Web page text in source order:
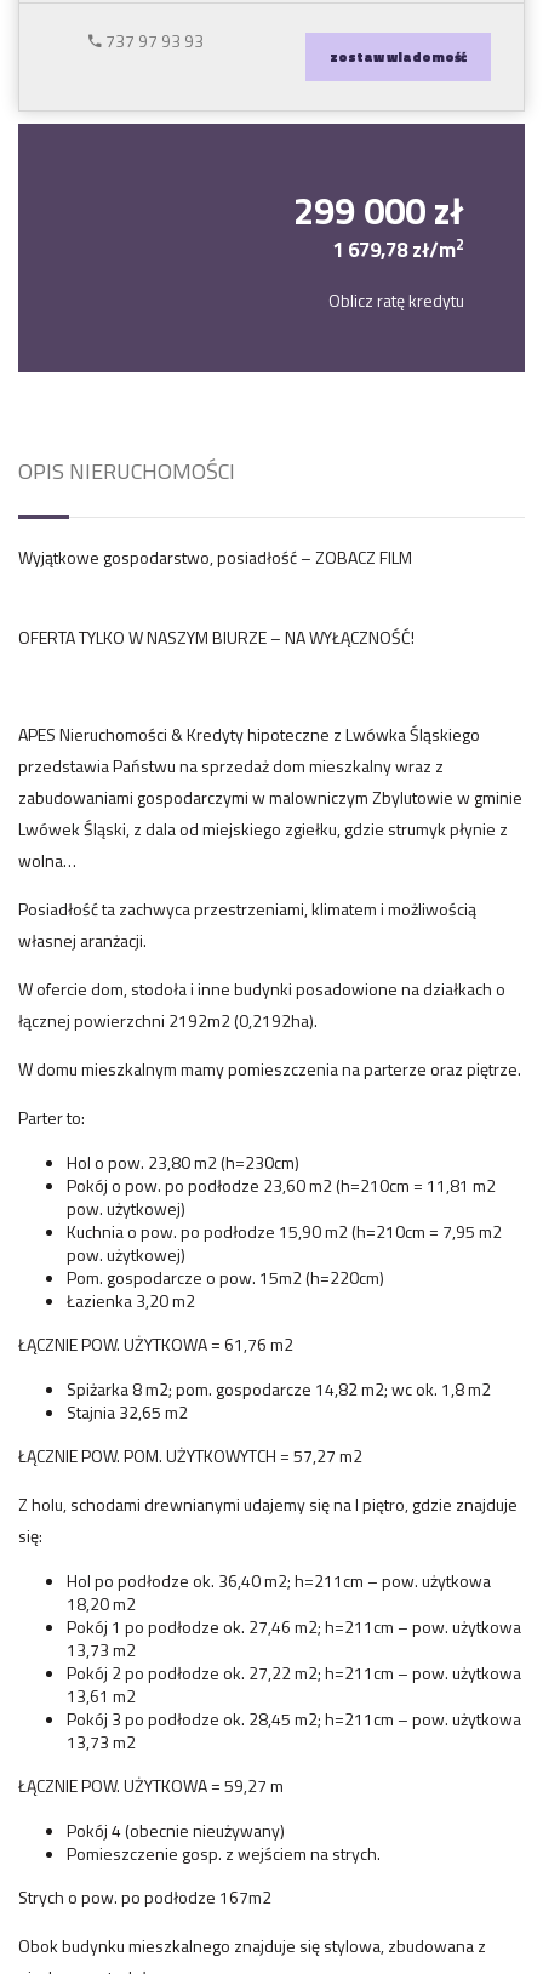
737 97 93 93
zostaw wiadomość
299 000 zł
1 679,78 zł/m2
Oblicz ratę kredytu
OPIS NIERUCHOMOŚCI
Wyjątkowe gospodarstwo, posiadłość – ZOBACZ FILM
OFERTA TYLKO W NASZYM BIURZE – NA WYŁĄCZNOŚĆ!
APES Nieruchomości & Kredyty hipoteczne z Lwówka Śląskiego
przedstawia Państwu na sprzedaż dom mieszkalny wraz z
zabudowaniami gospodarczymi w malowniczym Zbylutowie w gminie
Lwówek Śląski, z dala od miejskiego zgiełku, gdzie strumyk płynie z
wolna…
Posiadłość ta zachwyca przestrzeniami, klimatem i możliwością
własnej aranżacji.
W ofercie dom, stodoła i inne budynki posadowione na działkach o
łącznej powierzchni 2192m2 (0,2192ha).
W domu mieszkalnym mamy pomieszczenia na parterze oraz piętrze.
Parter to:
Hol o pow. 23,80 m2 (h=230cm)
Pokój o pow. po podłodze 23,60 m2 (h=210cm = 11,81 m2
pow. użytkowej)
Kuchnia o pow. po podłodze 15,90 m2 (h=210cm = 7,95 m2
pow. użytkowej)
Pom. gospodarcze o pow. 15m2 (h=220cm)
Łazienka 3,20 m2
ŁĄCZNIE POW. UŻYTKOWA = 61,76 m2
Spiżarka 8 m2; pom. gospodarcze 14,82 m2; wc ok. 1,8 m2
Stajnia 32,65 m2
ŁĄCZNIE POW. POM. UŻYTKOWYTCH = 57,27 m2
Z holu, schodami drewnianymi udajemy się na I piętro, gdzie znajduje
się:
Hol po podłodze ok. 36,40 m2; h=211cm – pow. użytkowa
18,20 m2
Pokój 1 po podłodze ok. 27,46 m2; h=211cm – pow. użytkowa
13,73 m2
Pokój 2 po podłodze ok. 27,22 m2; h=211cm – pow. użytkowa
13,61 m2
Pokój 3 po podłodze ok. 28,45 m2; h=211cm – pow. użytkowa
13,73 m2
ŁĄCZNIE POW. UŻYTKOWA = 59,27 m
Pokój 4 (obecnie nieużywany)
Pomieszczenie gosp. z wejściem na strych.
Strych o pow. po podłodze 167m2
Obok budynku mieszkalnego znajduje się stylowa, zbudowana z